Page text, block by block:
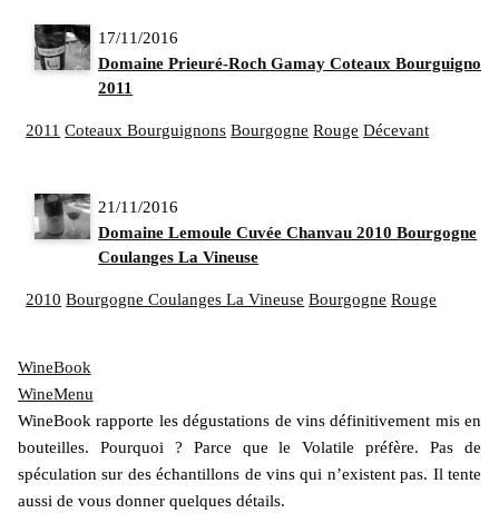
17/11/2016
Domaine Prieuré-Roch Gamay Coteaux Bourguignons
2011
2011 Coteaux Bourguignons Bourgogne Rouge Décevant
21/11/2016
Domaine Lemoule Cuvée Chanvau 2010 Bourgogne
Coulanges La Vineuse
2010 Bourgogne Coulanges La Vineuse Bourgogne Rouge
WineBook
WineMenu
WineBook rapporte les dégustations de vins définitivement mis en
bouteilles. Pourquoi ? Parce que le Volatile préfère. Pas de
spéculation sur des échantillons de vins qui n’existent pas. Il tente
aussi de vous donner quelques détails.